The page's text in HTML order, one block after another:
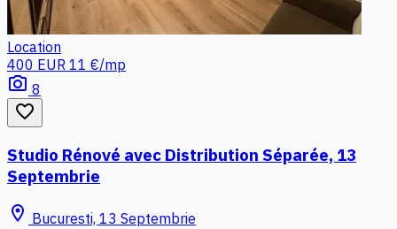
Location
400 EUR 11 €/mp
photo_camera 8
favorite_border
Studio Rénové avec Distribution Séparée, 13
Septembrie
location_on Bucuresti, 13 Septembrie